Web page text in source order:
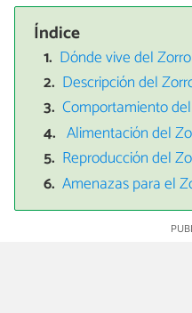
Índice
Dónde vive del
Descripción del
Comportamiento
Alimentación del
Reproducción del
Amenazas para el